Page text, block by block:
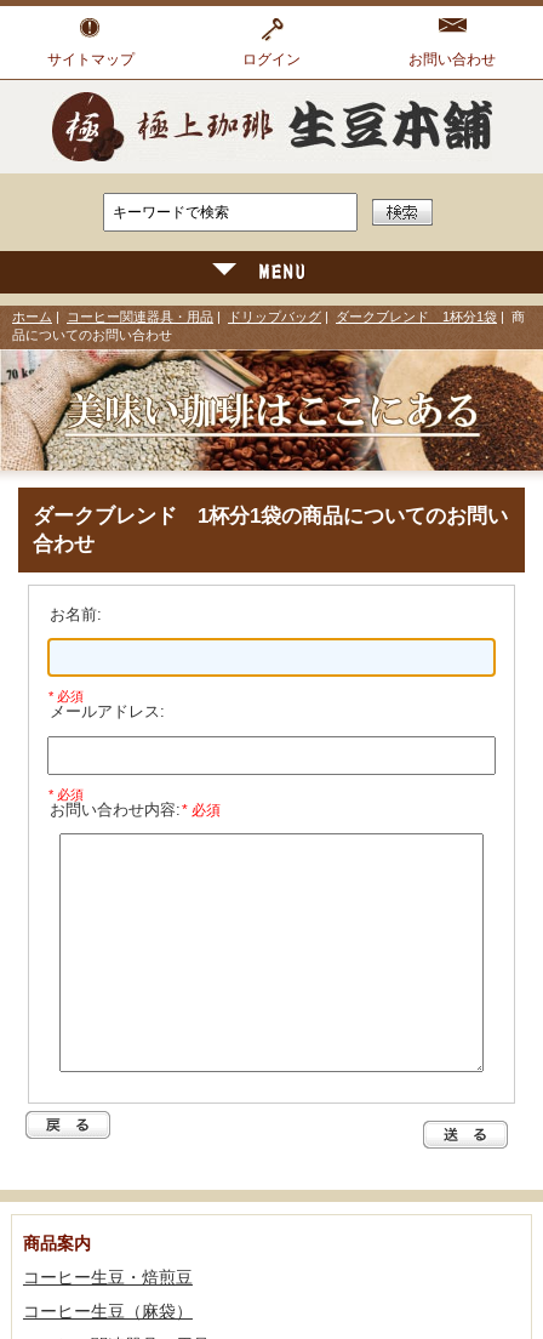
サイトマップ ログイン お問い合わせ
ホーム コーヒー関連器具・用品 ドリップバッグ ダークブレンド 1杯分1袋 | 商
品についてのお問い合わせ
ダークブレンド 1杯分1袋の商品についてのお問い
合わせ
お名前:
* 必須
メールアドレス:
* 必須
お問い合わせ内容:* 必須
商品案内
コーヒー生豆・焙煎豆
コーヒー生豆（麻袋）